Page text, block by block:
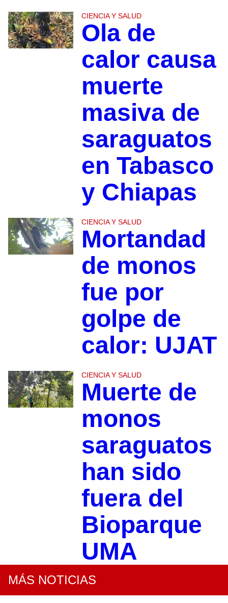
CIENCIA Y SALUD
Ola de
calor causa
muerte
masiva de
saraguatos
en Tabasco
y Chiapas
CIENCIA Y SALUD
Mortandad
de monos
fue por
golpe de
calor: UJAT
CIENCIA Y SALUD
Muerte de
monos
saraguatos
han sido
fuera del
Bioparque
UMA
MÁS NOTICIAS